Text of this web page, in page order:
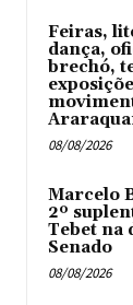
Feiras,
dança,
brechó,
08/08/2026
Marcelo
2º
Tebet na
Senado
08/08/2026